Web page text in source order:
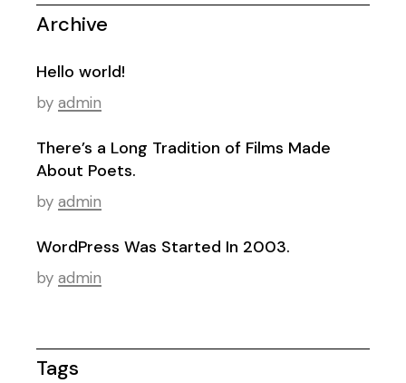
Archive
Hello world!
by admin
There’s a Long Tradition of Films Made
About Poets.
by admin
WordPress Was Started In 2003.
by admin
Tags